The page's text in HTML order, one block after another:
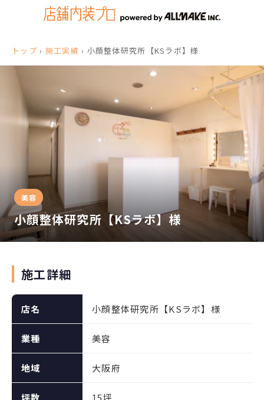
トップ › 施工実績 › 小顔整体研究所【KSラボ】様
美容
小顔整体研究所【KSラボ】様
施工詳細
店名 小顔整体研究所【KSラボ】様
業種 美容
地域 大阪府
坪数 15坪